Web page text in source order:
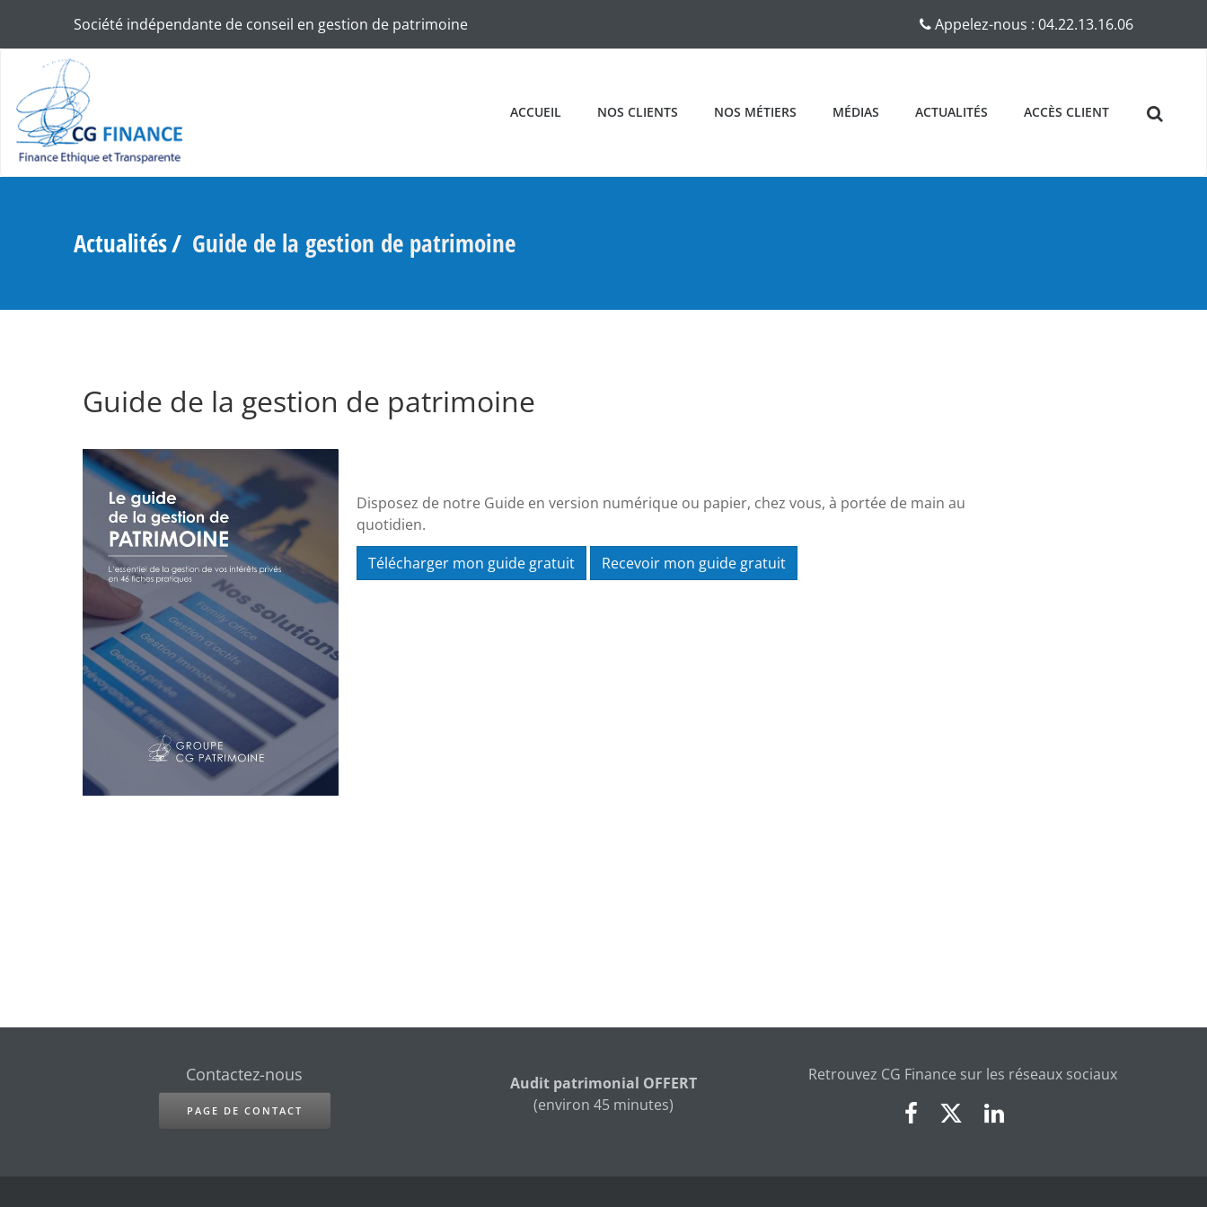
Société indépendante de conseil en gestion de patrimoine Appelez-nous : 04.22.13.16.06
ACCUEIL NOS CLIENTS NOS MÉTIERS MÉDIAS ACTUALITÉS ACCÈS CLIENT
Actualités Guide de la gestion de patrimoine
Guide de la gestion de patrimoine
Disposez de notre Guide en version numérique ou papier, chez vous, à portée de main au
quotidien.
Télécharger mon guide gratuit
Recevoir mon guide gratuit
Contactez-nous
PAGE DE CONTACT
Audit patrimonial OFFERT
(environ 45 minutes)
Retrouvez CG Finance sur les réseaux sociaux